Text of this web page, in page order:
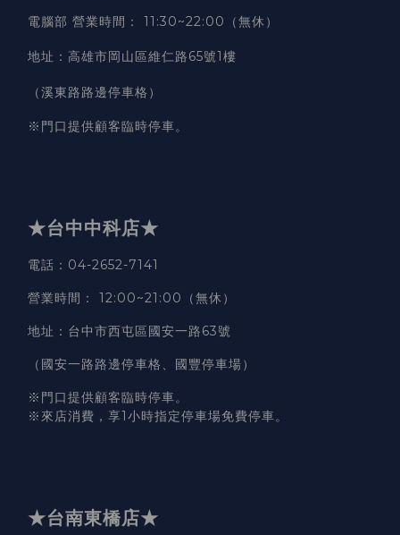
電腦部 營業時間 ： 11:30~22:00（無休）
地址 ： 高雄市岡山區維仁路65號1樓
（溪東路路邊停車格）
※門口提供顧客臨時停車。
★台中中科店★
電話 ：04-2652-7141
營業時間 ： 12:00~21:00（無休）
地址 ：台中市西屯區國安一路63號
（國安一路路邊停車格、國豐停車場）
※門口提供顧客臨時停車。
※來店消費，享1小時指定停車場免費停車。
★台南東橋店★